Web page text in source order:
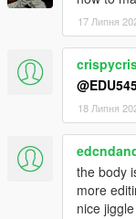
17 Липня
18 Липня
the body
more
nice